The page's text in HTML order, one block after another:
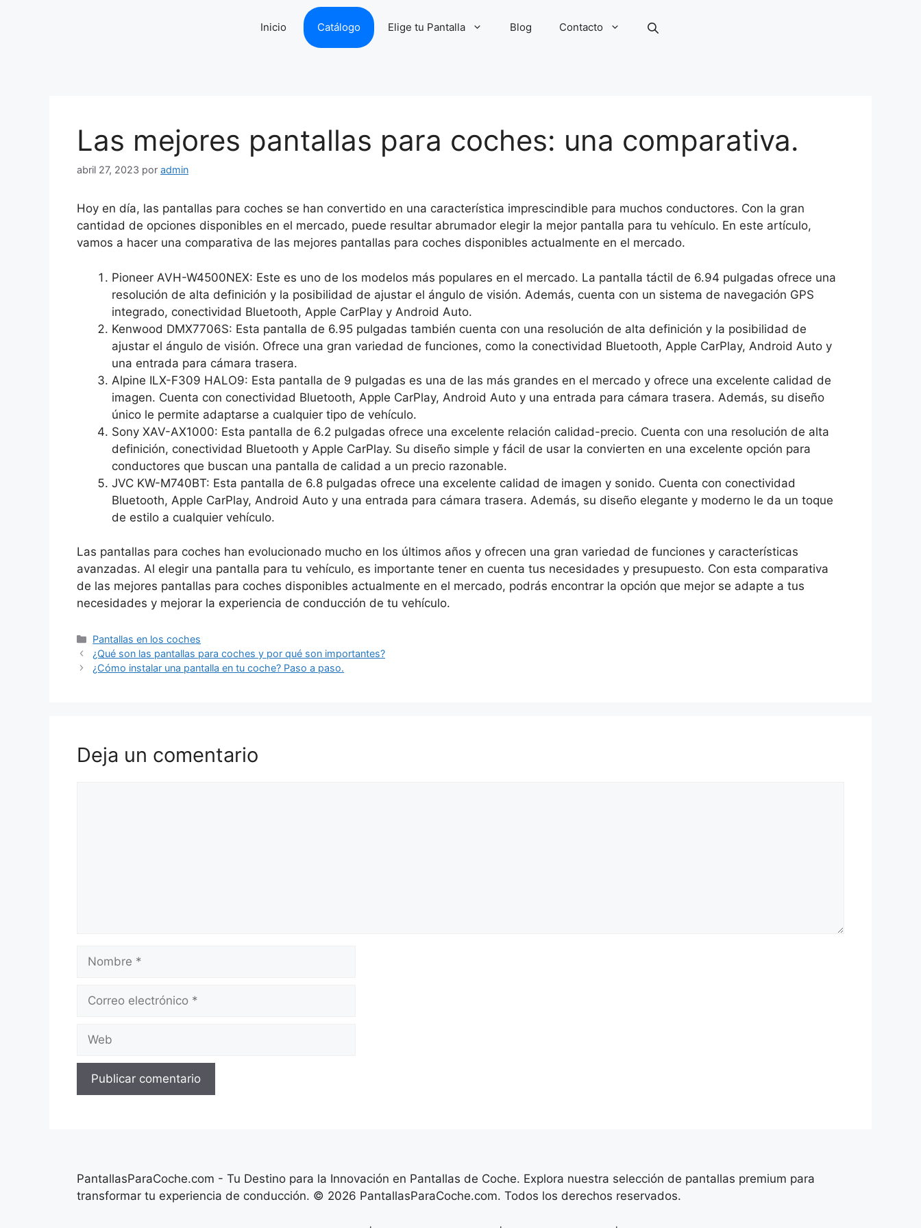
Inicio Catálogo Elige tu Pantalla Blog Contacto
Las mejores pantallas para coches: una comparativa.
abril 27, 2023 por admin
Hoy en día, las pantallas para coches se han convertido en una característica imprescindible para muchos conductores. Con la gran
cantidad de opciones disponibles en el mercado, puede resultar abrumador elegir la mejor pantalla para tu vehículo. En este artículo,
vamos a hacer una comparativa de las mejores pantallas para coches disponibles actualmente en el mercado.
Pioneer AVH-W4500NEX: Este es uno de los modelos más populares en el mercado. La pantalla táctil de 6.94 pulgadas ofrece una
resolución de alta definición y la posibilidad de ajustar el ángulo de visión. Además, cuenta con un sistema de navegación GPS
integrado, conectividad Bluetooth, Apple CarPlay y Android Auto.
Kenwood DMX7706S: Esta pantalla de 6.95 pulgadas también cuenta con una resolución de alta definición y la posibilidad de
ajustar el ángulo de visión. Ofrece una gran variedad de funciones, como la conectividad Bluetooth, Apple CarPlay, Android Auto y
una entrada para cámara trasera.
Alpine ILX-F309 HALO9: Esta pantalla de 9 pulgadas es una de las más grandes en el mercado y ofrece una excelente calidad de
imagen. Cuenta con conectividad Bluetooth, Apple CarPlay, Android Auto y una entrada para cámara trasera. Además, su diseño
único le permite adaptarse a cualquier tipo de vehículo.
Sony XAV-AX1000: Esta pantalla de 6.2 pulgadas ofrece una excelente relación calidad-precio. Cuenta con una resolución de alta
definición, conectividad Bluetooth y Apple CarPlay. Su diseño simple y fácil de usar la convierten en una excelente opción para
conductores que buscan una pantalla de calidad a un precio razonable.
JVC KW-M740BT: Esta pantalla de 6.8 pulgadas ofrece una excelente calidad de imagen y sonido. Cuenta con conectividad
Bluetooth, Apple CarPlay, Android Auto y una entrada para cámara trasera. Además, su diseño elegante y moderno le da un toque
de estilo a cualquier vehículo.
Las pantallas para coches han evolucionado mucho en los últimos años y ofrecen una gran variedad de funciones y características
avanzadas. Al elegir una pantalla para tu vehículo, es importante tener en cuenta tus necesidades y presupuesto. Con esta comparativa
de las mejores pantallas para coches disponibles actualmente en el mercado, podrás encontrar la opción que mejor se adapte a tus
necesidades y mejorar la experiencia de conducción de tu vehículo.
Categorías
Pantallas en los coches
¿Qué son las pantallas para coches y por qué son importantes?
¿Cómo instalar una pantalla en tu coche? Paso a paso.
Deja un comentario
Nombre
Correo
Web
PantallasParaCoche.com - Tu Destino para la Innovación en Pantallas de Coche. Explora nuestra selección de pantallas premium para
transformar tu experiencia de conducción. © 2026 PantallasParaCoche.com. Todos los derechos reservados.